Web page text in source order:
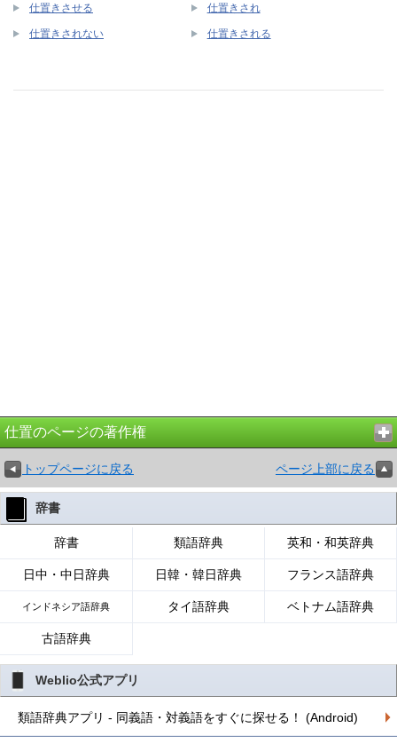
仕置きさせる 仕置きされ
仕置きされない 仕置きされる
仕置のページの著作権
トップページに戻る ページ上部に戻る
辞書
辞書 類語辞典 英和・和英辞典
日中・中日辞典 日韓・韓日辞典 フランス語辞典
インドネシア語辞典 タイ語辞典 ベトナム語辞典
古語辞典
Weblio公式アプリ
類語辞典アプリ - 同義語・対義語をすぐに探せる！ (Android)